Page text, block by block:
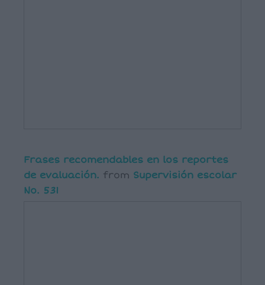
Frases recomendables en los reportes
de evaluación. from Supervisión escolar
No. 531